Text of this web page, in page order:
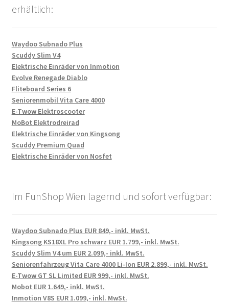
erhältlich:
Waydoo Subnado Plus
Scuddy Slim V4
Elektrische Einräder von Inmotion
Evolve Renegade Diablo
Fliteboard Series 6
Seniorenmobil Vita Care 4000
E-Twow Elektroscooter
MoBot Elektrodreirad
Elektrische Einräder von Kingsong
Scuddy Premium Quad
Elektrische Einräder von Nosfet
Im FunShop Wien lagernd und sofort verfügbar:
Waydoo Subnado Plus EUR 849,- inkl. MwSt.
Kingsong KS18XL Pro schwarz EUR 1.799,- inkl. MwSt.
Scuddy Slim V4 um EUR 2.099,- inkl. MwSt.
Seniorenfahrzeug Vita Care 4000 Li-Ion EUR 2.899,- inkl. MwSt.
E-Twow GT SL Limited EUR 999,- inkl. MwSt.
Mobot EUR 1.649,- inkl. MwSt.
Inmotion V8S EUR 1.099,- inkl. MwSt.